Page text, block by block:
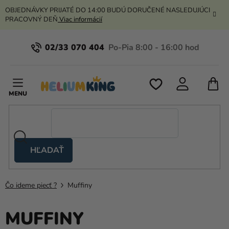
Prejsť
na
OBJEDNÁVKY PRIJATÉ DO 14:00 BUDÚ DORUČENÉ NASLEDUJÚCI
PRACOVNÝ DEŇ Viac informácií
02/33 070 404
HĽADAŤ
stany
Kanekalon
Hélium
a
Čo ideme piecť ? Muffiny
MUFFINY